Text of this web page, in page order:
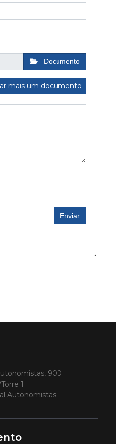
Documento
mais um documento
Enviar
900
1
Autonomistas